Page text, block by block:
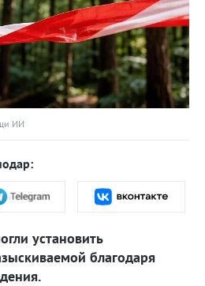
ИИ
установить
благодаря